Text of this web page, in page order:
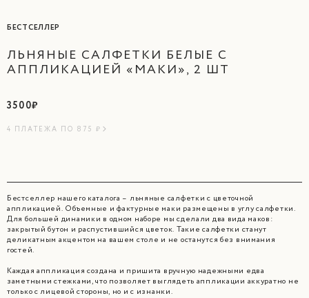
БЕСТСЕЛЛЕР
ЛЬНЯНЫЕ САЛФЕТКИ БЕЛЫЕ С
АППЛИКАЦИЕЙ «МАКИ», 2 ШТ
3500₽
4 ПЛАТЕЖА ПО 875 ₽
Бестселлер нашего каталога – льняные салфетки с цветочной
аппликацией. Объемные и фактурные маки размещены в углу салфетки.
Для большей динамики в одном наборе мы сделали два вида маков:
закрытый бутон и распустившийся цветок. Такие салфетки станут
деликатным акцентом на вашем столе и не останутся без внимания
гостей.
Каждая аппликация создана и пришита вручную надежными едва
заметными стежками, что позволяет выглядеть аппликации аккуратно не
только с лицевой стороны, но и с изнанки.